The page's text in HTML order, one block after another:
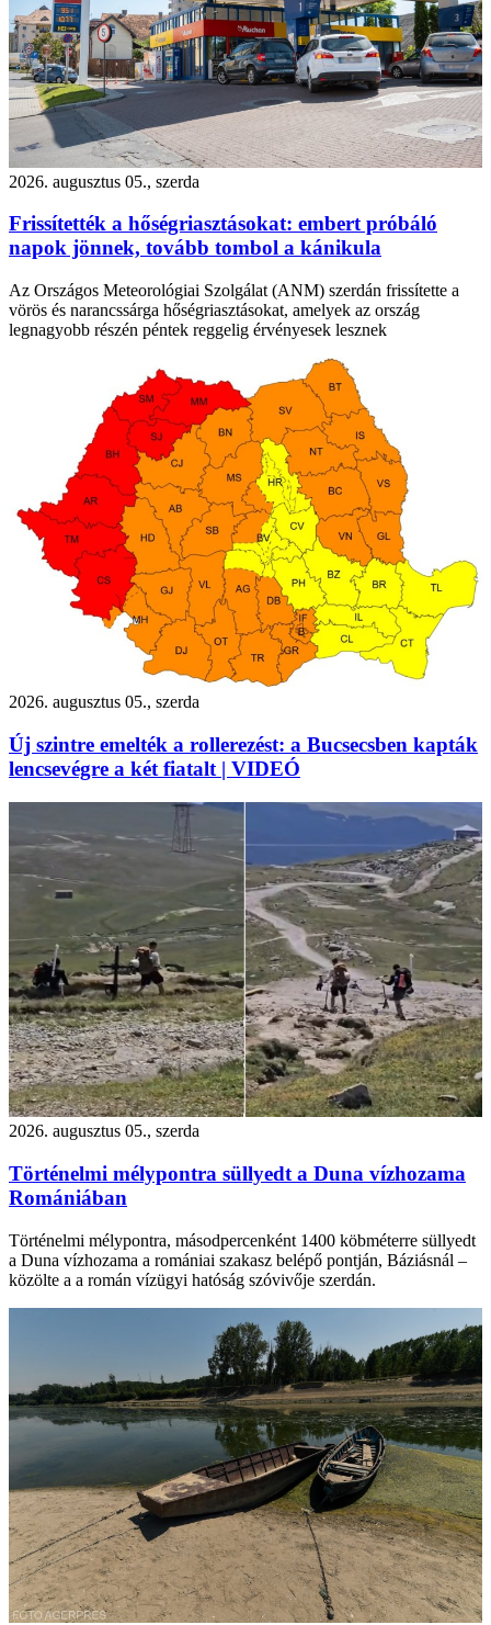
2026. augusztus 05., szerda
Frissítették a hőségriasztásokat: embert próbáló
napok jönnek, tovább tombol a kánikula
Az Országos Meteorológiai Szolgálat (ANM) szerdán frissítette a
vörös és narancssárga hőségriasztásokat, amelyek az ország
legnagyobb részén péntek reggelig érvényesek lesznek
2026. augusztus 05., szerda
Új szintre emelték a rollerezést: a Bucsecsben kapták
lencsevégre a két fiatalt | VIDEÓ
2026. augusztus 05., szerda
Történelmi mélypontra süllyedt a Duna vízhozama
Romániában
Történelmi mélypontra, másodpercenként 1400 köbméterre süllyedt
a Duna vízhozama a romániai szakasz belépő pontján, Báziásnál –
közölte a a román vízügyi hatóság szóvivője szerdán.